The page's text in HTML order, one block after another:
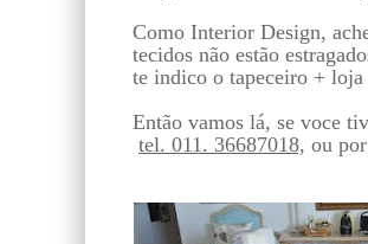
Como Interior Design,
tecidos não estão
te indico o tapeceiro + loja
Então vamos lá, se voce
tel. 011. 36687018, ou